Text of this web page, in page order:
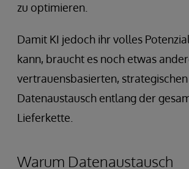
zu optimieren.
Damit KI jedoch ihr volles
kann, braucht es noch etwas
vertrauensbasierten, strategischen
Datenaustausch entlang der
Lieferkette.
Warum Datenaustausch